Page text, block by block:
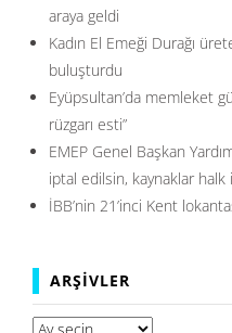
araya geldi
Kadın El Emeği Durağı
buluşturdu
Eyüpsultan’da memleket
rüzgarı esti”
EMEP Genel Başkan
iptal edilsin, kaynaklar halk
İBB’nin 21’inci Kent
ARŞIVLER
Arşivler